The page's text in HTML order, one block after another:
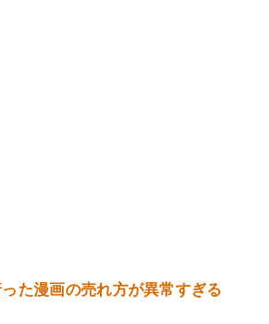
た漫画の売れ方が異常すぎる